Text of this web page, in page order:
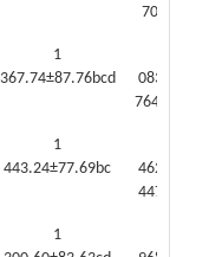
709.71a
1
367.74±87.76bcd
083.79±2
764.53bcd
1
443.24±77.69bc
462.04±2
447.24bc
1